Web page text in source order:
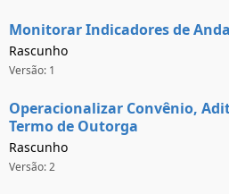
Monitorar Indicadores de
Rascunho
Versão: 1
Operacionalizar Convênio,
Termo de Outorga
Rascunho
Versão: 2